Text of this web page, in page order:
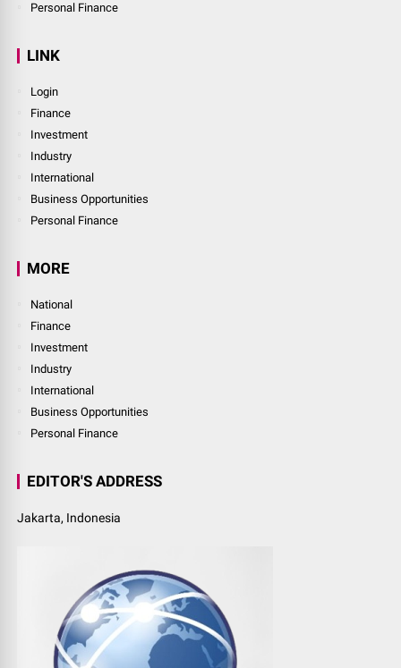
Personal Finance
LINK
Login
Finance
Investment
Industry
International
Business Opportunities
Personal Finance
MORE
National
Finance
Investment
Industry
International
Business Opportunities
Personal Finance
EDITOR'S ADDRESS
Jakarta, Indonesia